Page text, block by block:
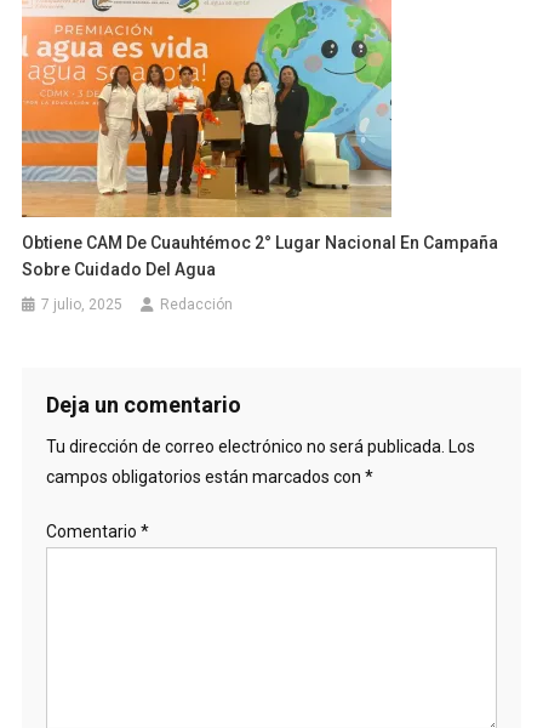
Obtiene CAM De Cuauhtémoc 2° Lugar Nacional En Campaña
Sobre Cuidado Del Agua
7 julio, 2025 Redacción
Deja un comentario
Tu dirección de correo electrónico no será publicada. Los
campos obligatorios están marcados con *
Comentario *